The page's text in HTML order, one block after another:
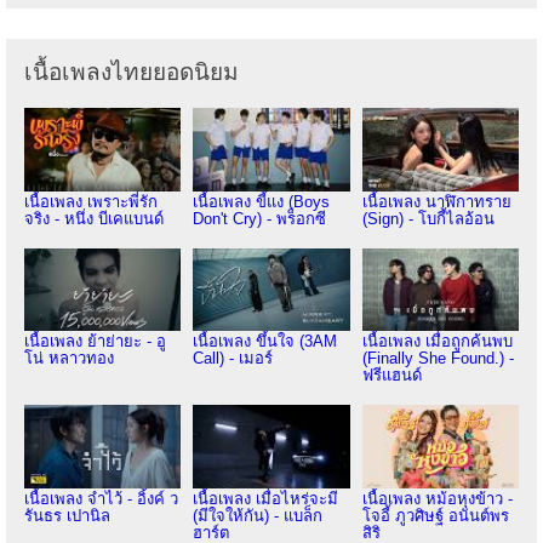
เนื้อเพลงไทยยอดนิยม
เนื้อเพลง เพราะพี่รัก
จริง - หนึ่ง บีเคแบนด์
เนื้อเพลง ขี้แง (Boys
Don't Cry) - พร็อกซี
เนื้อเพลง นาฬิกาทราย
(Sign) - โบกี้ไลอ้อน
เนื้อเพลง ย้าย่ายะ - อู
โน่ หลาวทอง
เนื้อเพลง ขึ้นใจ (3AM
Call) - เมอร์
เนื้อเพลง เมื่อถูกค้นพบ
(Finally She Found.) -
ฟรีแฮนด์
เนื้อเพลง จำไว้ - อิ้งค์ ว
รันธร เปานิล
เนื้อเพลง เมื่อไหร่จะมี
(มีใจให้กัน) - แบล็ก
ฮาร์ต
เนื้อเพลง หม้อหุงข้าว -
โจอี้ ภูวศิษฐ์ อนันต์พร
สิริ